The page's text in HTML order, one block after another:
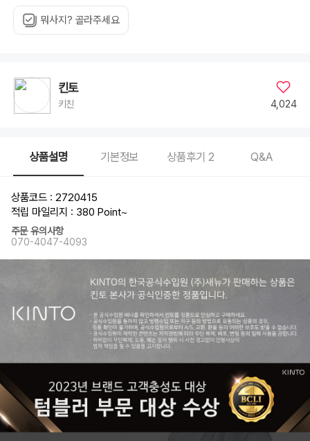
뭐사지? 골라주세요
킨토
키친 4,024
상품설명 기본정보 상품후기 2 Q&A
상품코드 : 2720415
적립 마일리지 : 380 Point~
주문 유의사항
070-4047-4093